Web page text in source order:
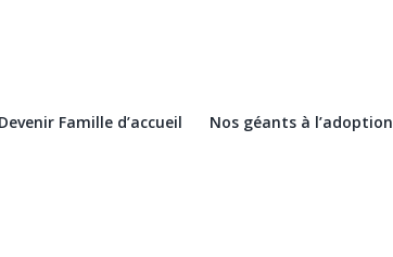
Devenir Famille d’accueil Nos géants à l’adoption